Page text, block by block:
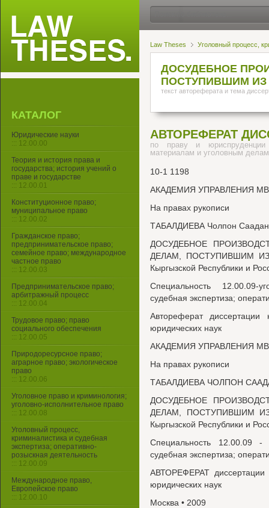
Law Theses Уголовный процесс,
ДОСУДЕБНОЕ
ПОСТУПИВШИМ ИЗ
текст автореферата и тема
АВТОРЕФЕРАТ
по праву и
материалам и уголовным
10-1 1198
АКАДЕМИЯ УПРАВЛЕНИЯ
На правах рукописи
ТАБАЛДИЕВА Чолпон
ДОСУДЕБНОЕ
ДЕЛАМ, ПОСТУПИВШИМ ИЗ
Кыргызской Республики и
Специальность 12.00.09-
судебная экспертиза;
Автореферат диссертации
юридических наук
АКАДЕМИЯ УПРАВЛЕНИЯ
На правах рукописи
ТАБАЛДИЕВА ЧОЛПОН
ДОСУДЕБНОЕ
ДЕЛАМ, ПОСТУПИВШИМ ИЗ
Кыргызской Республики и
Специальность 12.00.09 -
судебная экспертиза;
АВТОРЕФЕРАТ диссертации
юридических наук
Москва • 2009
КАТАЛОГ
Юридические науки
::: 12.00.00
Теория и история права и
государства; история учений о
праве и государстве
::: 12.00.01
Конституционное право;
муниципальное право
::: 12.00.02
Гражданское право;
предпринимательское право;
семейное право; международное
частное право
::: 12.00.03
Предпринимательское право;
арбитражный процесс
::: 12.00.04
Трудовое право; право
социального обеспечения
::: 12.00.05
Природоресурсное право;
аграрное право; экологическое
право
::: 12.00.06
Уголовное право и криминология;
уголовно-исполнительное право
::: 12.00.08
Уголовный процесс,
криминалистика и судебная
экспертиза; оперативно-
розыскная деятельность
::: 12.00.09
Международное право,
Европейское право
::: 12.00.10